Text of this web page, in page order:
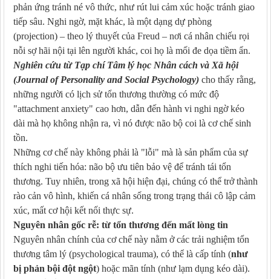
phản ứng tránh né vô thức, như rút lui cảm xúc hoặc tránh giao
tiếp sâu. Nghi ngờ, mặt khác, là một dạng dự phòng
(projection) – theo lý thuyết của Freud – nơi cá nhân chiếu rọi
nỗi sợ hãi nội tại lên người khác, coi họ là mối đe dọa tiềm ẩn.
Nghiên cứu từ Tạp chí Tâm lý học Nhân cách và Xã hội
(Journal of Personality and Social Psychology) cho thấy rằng,
những người có lịch sử tổn thương thường có mức độ
"attachment anxiety" cao hơn, dẫn đến hành vi nghi ngờ kéo
dài mà họ không nhận ra, vì nó được não bộ coi là cơ chế sinh
tồn.
Những cơ chế này không phải là "lỗi" mà là sản phẩm của sự
thích nghi tiến hóa: não bộ ưu tiên bảo vệ để tránh tái tổn
thương. Tuy nhiên, trong xã hội hiện đại, chúng có thể trở thành
rào cản vô hình, khiến cá nhân sống trong trạng thái cô lập cảm
xúc, mất cơ hội kết nối thực sự.
Nguyên nhân gốc rễ: từ tổn thương đến mất lòng tin
Nguyên nhân chính của cơ chế này nằm ở các trải nghiệm tổn
thương tâm lý (psychological trauma), có thể là cấp tính (như
bị phản bội đột ngột) hoặc mãn tính (như lạm dụng kéo dài).